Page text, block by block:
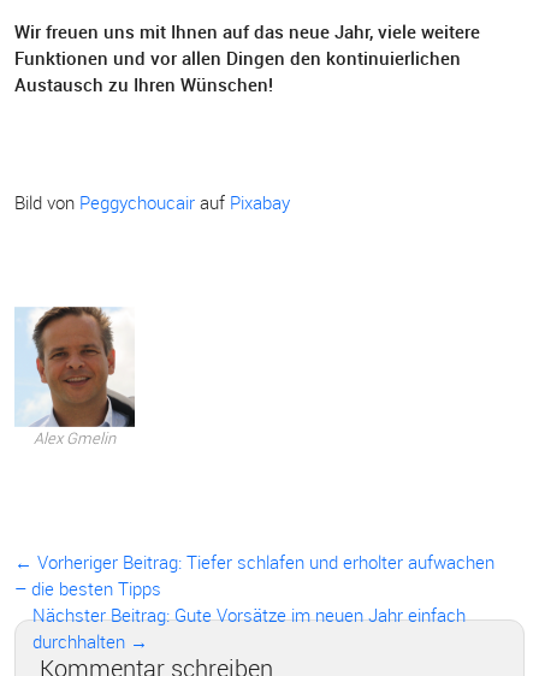
Wir freuen uns mit Ihnen auf das neue Jahr, viele weitere
Funktionen und vor allen Dingen den kontinuierlichen
Austausch zu Ihren Wünschen!
Bild von Peggychoucair auf Pixabay
Alex Gmelin
← Vorheriger Beitrag: Tiefer schlafen und erholter aufwachen
– die besten Tipps
Nächster Beitrag: Gute Vorsätze im neuen Jahr einfach
durchhalten →
Kommentar schreiben